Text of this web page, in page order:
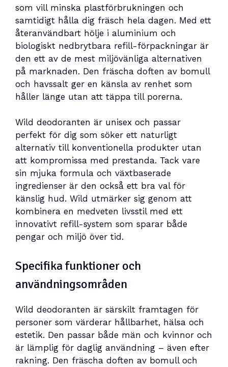
som vill minska plastförbrukningen och
samtidigt hålla dig fräsch hela dagen. Med ett
återanvändbart hölje i aluminium och
biologiskt nedbrytbara refill-förpackningar är
den ett av de mest miljövänliga alternativen
på marknaden. Den fräscha doften av bomull
och havssalt ger en känsla av renhet som
håller länge utan att täppa till porerna.
Wild deodoranten är unisex och passar
perfekt för dig som söker ett naturligt
alternativ till konventionella produkter utan
att kompromissa med prestanda. Tack vare
sin mjuka formula och växtbaserade
ingredienser är den också ett bra val för
känslig hud. Wild utmärker sig genom att
kombinera en medveten livsstil med ett
innovativt refill-system som sparar både
pengar och miljö över tid.
Specifika funktioner och
användningsområden
Wild deodoranten är särskilt framtagen för
personer som värderar hållbarhet, hälsa och
estetik. Den passar både män och kvinnor och
är lämplig för daglig användning – även efter
rakning. Den fräscha doften av bomull och